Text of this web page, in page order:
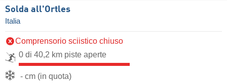
Solda all'Ortles
Italia
Comprensorio sciistico chiuso
0 di 40,2 km piste aperte
- cm (in quota)